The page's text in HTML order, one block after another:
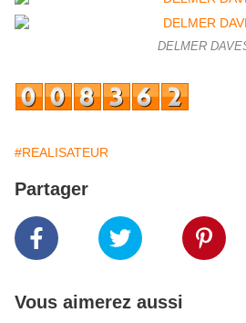
DELMER
#REALISATEUR
Partager
Vous aimerez aussi